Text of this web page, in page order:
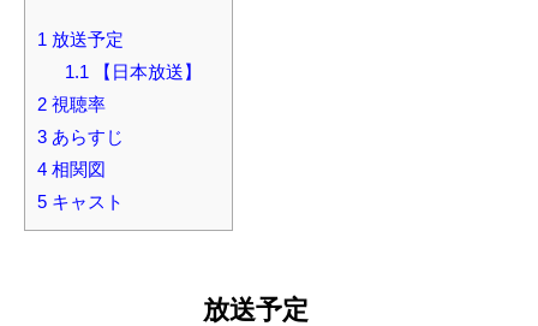
1 放送予定
1.1 【日本放送】
2 視聴率
3 あらすじ
4 相関図
5 キャスト
放送予定